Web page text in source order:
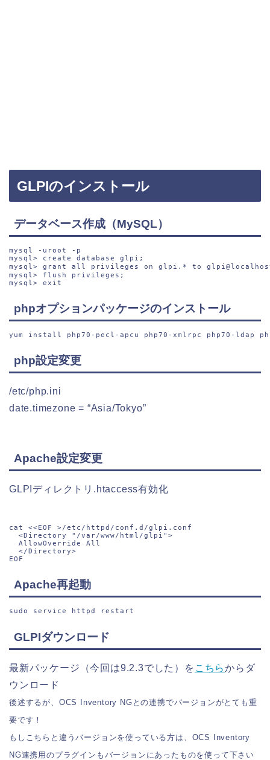
GLPIのインストール
データベース作成（MySQL）
mysql -uroot -p
mysql> create database glpi;
mysql> grant all privileges on glpi.* to
mysql> flush privileges;
mysql> exit
phpオプションパッケージのインストール
yum install php70-pecl-apcu php70-xmlrpc php70-ldap
php設定変更
/etc/php.ini
date.timezone = “Asia/Tokyo”
Apache設定変更
GLPIディレクトリ.htaccess有効化
cat <<EOF >/etc/httpd/conf.d/glpi.conf
<Directory "/var/www/html/glpi">
AllowOverride All
</Directory>
EOF
Apache再起動
sudo service httpd restart
GLPIダウンロード
最新パッケージ（今回は9.2.3でした）を こちらからダ
ウンロード
後述するが、OCS Inventory NGとの連携でバージョンがとても重
要です！
もしこちらと違うバージョンを使っている方は、OCS Inventory
NG連携用のプラグインもバージョンにあったものを使って下さい